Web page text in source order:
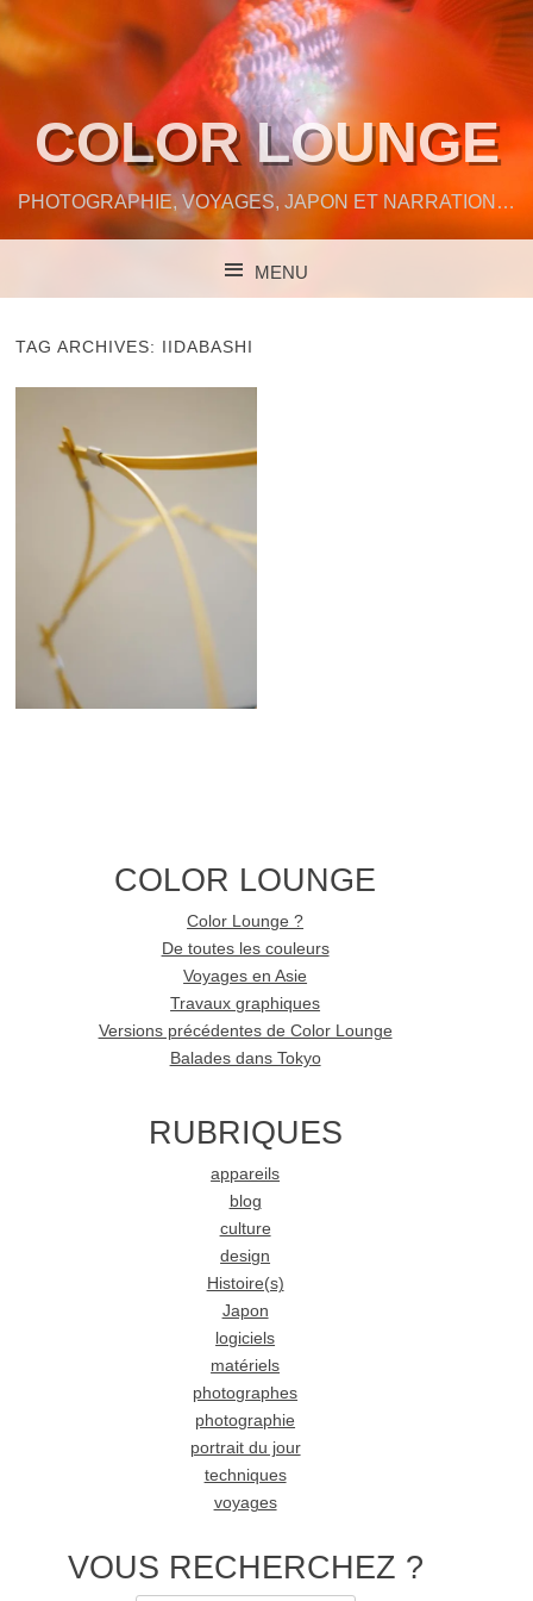
COLOR LOUNGE
PHOTOGRAPHIE, VOYAGES, JAPON ET NARRATION…
MENU
TAG ARCHIVES: IIDABASHI
COLOR LOUNGE
Color Lounge ?
De toutes les couleurs
Voyages en Asie
Travaux graphiques
Versions précédentes de Color Lounge
Balades dans Tokyo
RUBRIQUES
appareils
blog
culture
design
Histoire(s)
Japon
logiciels
matériels
photographes
photographie
portrait du jour
techniques
voyages
VOUS RECHERCHEZ ?